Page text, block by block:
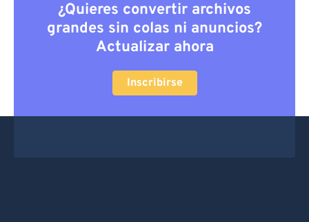
¿Quieres convertir archivos
grandes sin colas ni anuncios?
Actualizar ahora
Inscribirse